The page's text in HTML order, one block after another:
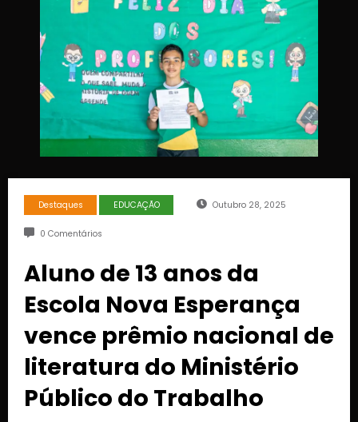
Destaques EDUCAÇÃO Outubro 28, 2025
0 Comentários
Aluno de 13 anos da
Escola Nova Esperança
vence prêmio nacional de
literatura do Ministério
Público do Trabalho